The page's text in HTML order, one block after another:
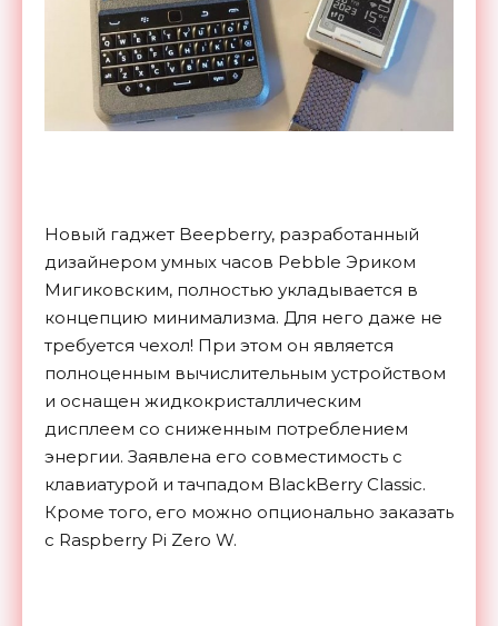
Новый гаджет Beepberry, разработанный
дизайнером умных часов Pebble Эриком
Мигиковским, полностью укладывается в
концепцию минимализма. Для него даже не
требуется чехол! При этом он является
полноценным вычислительным устройством
и оснащен жидкокристаллическим
дисплеем со сниженным потреблением
энергии. Заявлена его совместимость с
клавиатурой и тачпадом BlackBerry Classic.
Кроме того, его можно опционально заказать
с Raspberry Pi Zero W.